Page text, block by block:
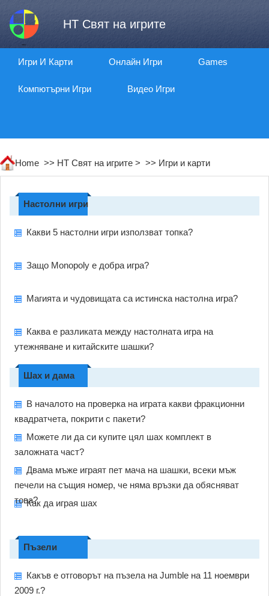
HT Свят на игрите
Игри И Карти Онлайн Игри Games
Компютърни Игри Видео Игри
Home >> HT Свят на игрите > >> Игри и карти
Настолни игри
Какви 5 настолни игри използват топка?
Защо Monopoly е добра игра?
Магията и чудовищата са истинска настолна игра?
Каква е разликата между настолната игра на
утежняване и китайските шашки?
Шах и дама
В началото на проверка на играта какви фракционни
квадратчета, покрити с пакети?
Можете ли да си купите цял шах комплект в
заложната част?
Двама мъже играят пет мача на шашки, всеки мъж
печели на същия номер, че няма връзки да обясняват
това?Как да играя шах
Пъзели
Какъв е отговорът на пъзела на Jumble на 11 ноември
2009 г.?